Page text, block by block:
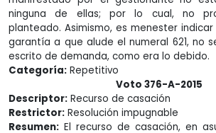
ninguna de ellas; por lo cual, no
planteado. Asimismo, es menester
garantía a que alude el numeral 621, no
escrito de demanda, como era lo debido.
Categoría: Repetitivo
Voto 376-A-2015
Descriptor: Recurso de casación
Restrictor: Resolución impugnable
Resumen: El recurso de casación, en